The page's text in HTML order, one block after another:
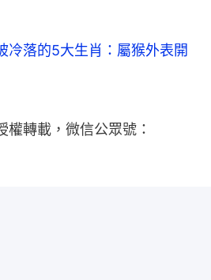
冷落的5大生肖：屬猴外表開
權轉載，微信公眾號：